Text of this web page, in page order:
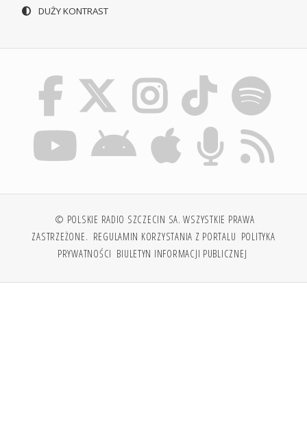
DUŻY KONTRAST
© POLSKIE RADIO SZCZECIN SA. WSZYSTKIE PRAWA
ZASTRZEŻONE. REGULAMIN KORZYSTANIA Z PORTALU POLITYKA
PRYWATNOŚCI BIULETYN INFORMACJI PUBLICZNEJ